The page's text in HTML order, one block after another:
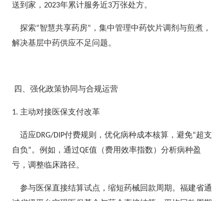
送到家， 2023年累计服务近3万张处方。
探索“智慧共享药房” ，集中管理中药饮片调剂与煎煮，
解决基层中药供应不足问题。
四、强化政策协同与合规运营
1. 主动对接医保支付改革
适应DRG/DIP付费规则，优化病种成本核算，避免“超支
自负”。例如，通过QE值（费用效率指数）分析病种盈
亏，调整临床路径。
参与医保直接结算试点，缩短药械回款周期。福建省通